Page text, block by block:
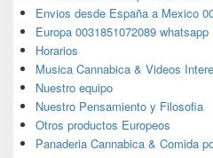
Envios desde España a Mexico
Europa 0031851072089 whatsapp
Horarios
Musica Cannabica & Videos
Nuestro equipo
Nuestro Pensamiento y Filosofia
Otros productos Europeos
Panaderia Cannabica & Comida